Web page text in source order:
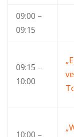
09:00 –
09:15
09:15 –
10:00
10:00 –